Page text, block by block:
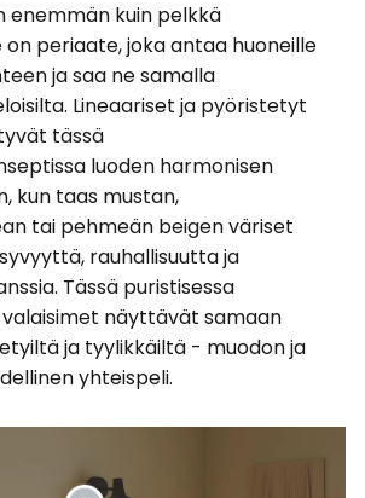
enemmän kuin pelkkä
on periaate, joka antaa huoneille
ja saa ne samalla
Lineaariset ja pyöristetyt
tässä
luoden harmonisen
kun taas mustan,
tai pehmeän beigen väriset
rauhallisuutta ja
Tässä puristisessa
näyttävät samaan
ja tyylikkäiltä - muodon ja
yhteispeli.